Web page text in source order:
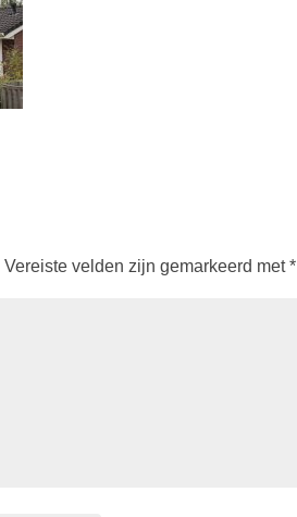
Vereiste velden zijn gemarkeerd met*